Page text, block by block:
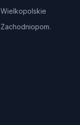
Wielkopolskie
Zachodniopom.